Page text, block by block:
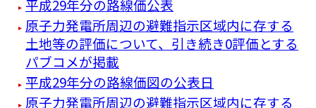
平成29年分の路線価公表
原子力発電所周辺の避難指示区域内に存する
土地等の評価について、引き続き0評価とする
パブコメが掲載
平成29年分の路線価図の公表日
原子力発電所周辺の避難指示区域内に存する